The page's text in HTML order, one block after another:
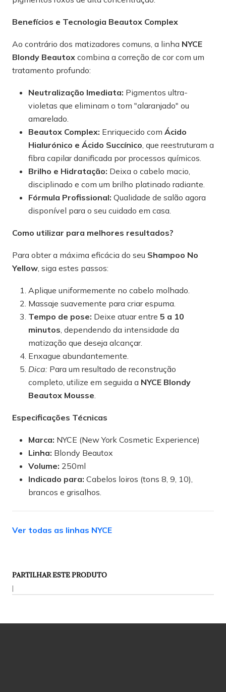
Benefícios e Tecnologia Beautox Complex
Ao contrário dos matizadores comuns, a linha NYCE
Blondy Beautox combina a correção de cor com um
tratamento profundo:
Neutralização Imediata: Pigmentos ultra-
violetas que eliminam o tom "alaranjado" ou
amarelado.
Beautox Complex: Enriquecido com Ácido
Hialurónico e Ácido Succínico, que reestruturam a
fibra capilar danificada por processos químicos.
Brilho e Hidratação: Deixa o cabelo macio,
disciplinado e com um brilho platinado radiante.
Fórmula Profissional: Qualidade de salão agora
disponível para o seu cuidado em casa.
Como utilizar para melhores resultados?
Para obter a máxima eficácia do seu Shampoo No
Yellow, siga estes passos:
Aplique uniformemente no cabelo molhado.
Massaje suavemente para criar espuma.
Tempo de pose: Deixe atuar entre 5 a 10
minutos, dependendo da intensidade da
matização que deseja alcançar.
Enxague abundantemente.
Dica: Para um resultado de reconstrução
completo, utilize em seguida a NYCE Blondy
Beautox Mousse.
Especificações Técnicas
Marca: NYCE (New York Cosmetic Experience)
Linha: Blondy Beautox
Volume: 250ml
Indicado para: Cabelos loiros (tons 8, 9, 10),
brancos e grisalhos.
Ver todas as linhas NYCE
PARTILHAR ESTE PRODUTO
|